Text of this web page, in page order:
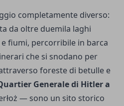
completamente diverso:
da oltre duemila laghi
fiumi, percorribile in barca
che si snodano per
foreste di betulle e
Generale di Hitler a
— sono un sito storico